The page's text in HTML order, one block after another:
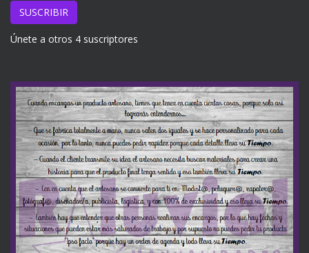
email
SUSCRIBIR
Únete a otros 4 suscriptores